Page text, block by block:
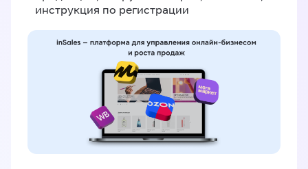
инструкция по регистрации